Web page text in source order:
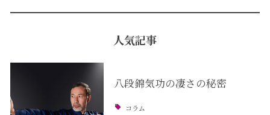
人気記事
八段錦気功の凄さの秘密
コラム